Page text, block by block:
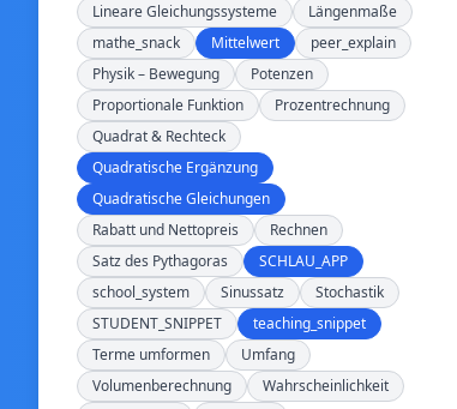
Lineare Gleichungssysteme
Längenmaße
mathe_snack
Mittelwert
peer_explain
Physik – Bewegung
Potenzen
Proportionale Funktion
Prozentrechnung
Quadrat & Rechteck
Quadratische Ergänzung
Quadratische Gleichungen
Rabatt und Nettopreis
Rechnen
Satz des Pythagoras
SCHLAU_APP
school_system
Sinussatz
Stochastik
STUDENT_SNIPPET
teaching_snippet
Terme umformen
Umfang
Volumenberechnung
Wahrscheinlichkeit